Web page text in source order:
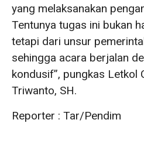
yang melaksanakan
Tentunya tugas ini bukan
tetapi dari unsur
sehingga acara berjalan
kondusif”, pungkas Letkol
Triwanto, SH.
Reporter : Tar/Pendim